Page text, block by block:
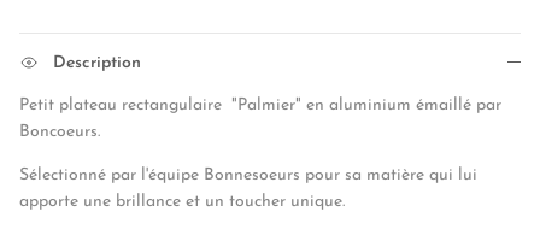
Description
Petit plateau rectangulaire "Palmier" en aluminium émaillé par
Boncoeurs.
Sélectionné par l'équipe Bonnesoeurs pour sa matière qui lui
apporte une brillance et un toucher unique.